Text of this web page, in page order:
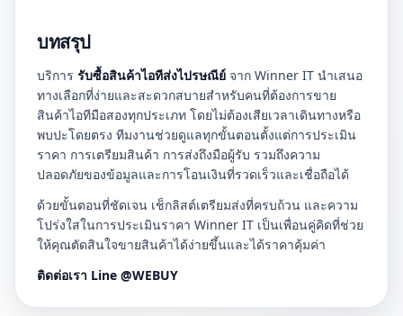
บทสรุป
บริการ รับซื้อสินค้าไอทีส่งไปรษณีย์ จาก Winner IT นำเสนอ
ทางเลือกที่ง่ายและสะดวกสบายสำหรับคนที่ต้องการขาย
สินค้าไอทีมือสองทุกประเภท โดยไม่ต้องเสียเวลาเดินทางหรือ
พบปะโดยตรง ทีมงานช่วยดูแลทุกขั้นตอนตั้งแต่การประเมิน
ราคา การเตรียมสินค้า การส่งถึงมือผู้รับ รวมถึงความ
ปลอดภัยของข้อมูลและการโอนเงินที่รวดเร็วและเชื่อถือได้
ด้วยขั้นตอนที่ชัดเจน เช็กลิสต์เตรียมส่งที่ครบถ้วน และความ
โปร่งใสในการประเมินราคา Winner IT เป็นเพื่อนคู่คิดที่ช่วย
ให้คุณตัดสินใจขายสินค้าได้ง่ายขึ้นและได้ราคาคุ้มค่า
ติดต่อเรา Line @WEBUY